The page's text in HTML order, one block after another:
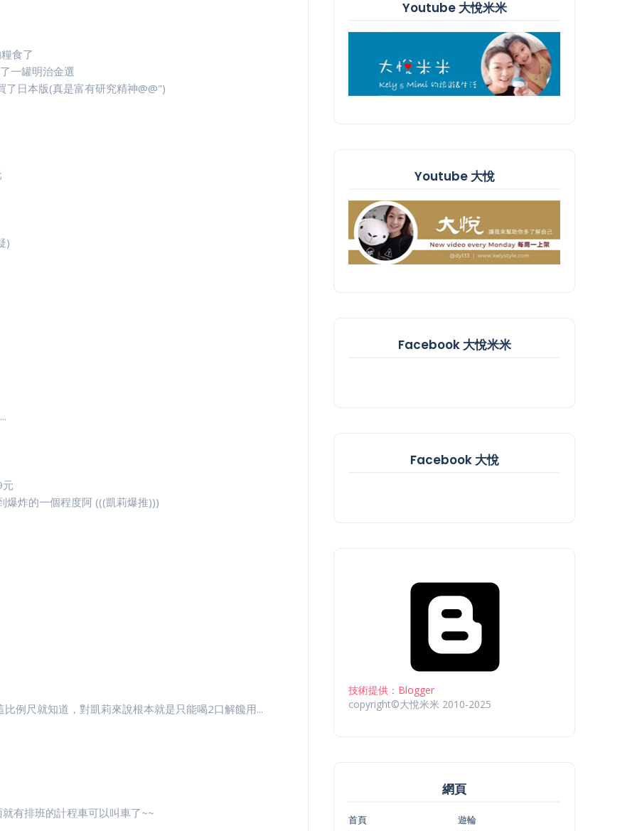
食了
一罐明治金選
了日本版(真是富有研究精神@@")
)
炸的一個程度阿 (((凱莉爆推)))
例尺就知道，對凱莉來說根本就是只能喝2口解饞用...
有排班的計程車可以叫車了~~
Youtube 大悅米米
Youtube 大悅
Facebook 大悅米米
Facebook 大悅
技術提供：Blogger
copyright©大悅米米 2010-2025
網頁
首頁
遊輪